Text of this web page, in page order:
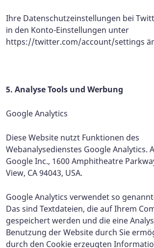
Ihre Datenschutzeinstellungen bei
in den Konto-Einstellungen unter
https://twitter.com/account/settings
5. Analyse Tools und Werbung
Google Analytics
Diese Website nutzt Funktionen des
Webanalysedienstes Google Analytics.
Google Inc., 1600 Amphitheatre
View, CA 94043, USA.
Google Analytics verwendet so
Das sind Textdateien, die auf Ihrem
gespeichert werden und die eine
Benutzung der Website durch Sie
durch den Cookie erzeugten